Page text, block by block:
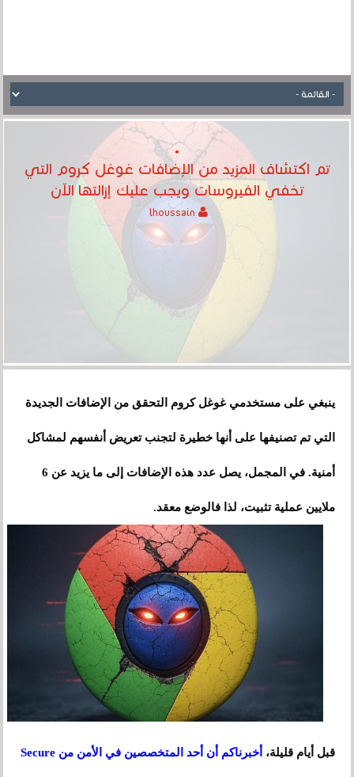
تم اكتشاف المزيد من الإضافات غوغل كروم التي
تخفي الفيروسات ويجب عليك إزالتها الآن
ينبغي على مستخدمي غوغل كروم التحقق من الإضافات الجديدة
التي تم تصنيفها على أنها خطيرة لتجنب تعريض أنفسهم لمشاكل
أمنية. في المجمل، يصل عدد هذه الإضافات إلى ما يزيد عن 6
ملايين عملية تثبيت، لذا فالوضع معقد.
قبل أيام قليلة، أخبرناكم أن أحد المتخصصين في الأمن من Secure